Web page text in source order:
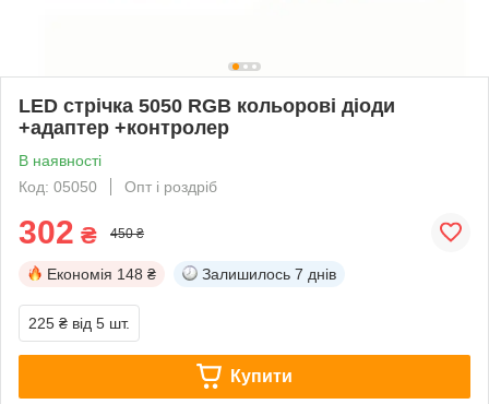
LED стрічка 5050 RGB кольорові діоди
+адаптер +контролер
В наявності
Код: 05050
Опт і роздріб
302 ₴ 450 ₴
Економія 148 ₴ Залишилось 7 днів
225 ₴ від 5 шт.
Купити